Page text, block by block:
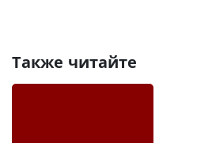
Также читайте